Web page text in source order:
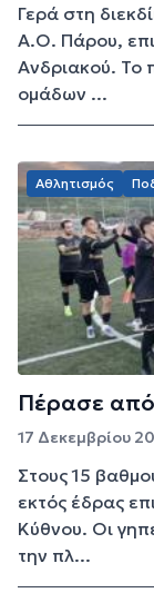
Γερά στη
Α.Ο. Πάρου,
Ανδριακού. Το
ομάδων ...
Αθλητισμός
Πέρασε
17 Δεκεμβρίου
Στους 15
εκτός έδρας
Κύθνου. Οι
την πλ...